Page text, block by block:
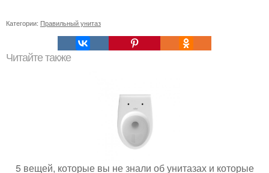
Категории: Правильный унитаз
Читайте также
5 вещей, которые вы не знали об унитазах и которые